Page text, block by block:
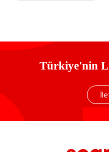
Türkiye'nin